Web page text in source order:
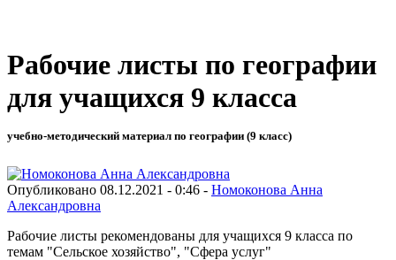
Рабочие листы по географии
для учащихся 9 класса
учебно-методический материал по географии (9 класс)
Опубликовано 08.12.2021 - 0:46 - Номоконова Анна
Александровна
Рабочие листы рекомендованы для учащихся 9 класса по
темам "Сельское хозяйство", "Сфера услуг"